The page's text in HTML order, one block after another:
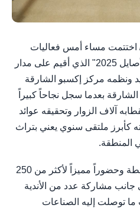
/ وام / اختتمت مساء أمس فعاليات
النسخة الرابعة من معرض "الأصايل 2025" الذي أقيم على مدار
ونظمه مركز إكسبو الشارقة
بعدما سجل نجاحاً كبيراً
آلاف الزوار وتحقيقه عوائد
كأبرز ملتقى سنوي يعني بتراث
المنطقة.
شهد المعرض حركة تجارية نشطة وحضوراً مميزاً لأكثر من 250
جانب مشاركة عدد من الأندية
توصلت إليه الصناعات